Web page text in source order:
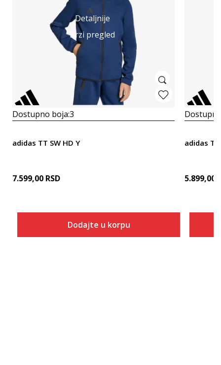
Detaljnije
Brzi pregled
Dostupno boja:3
adidas TT SW HD Y
7.599,00 RSD
Dodajte u korpu
adidas
5.899,00